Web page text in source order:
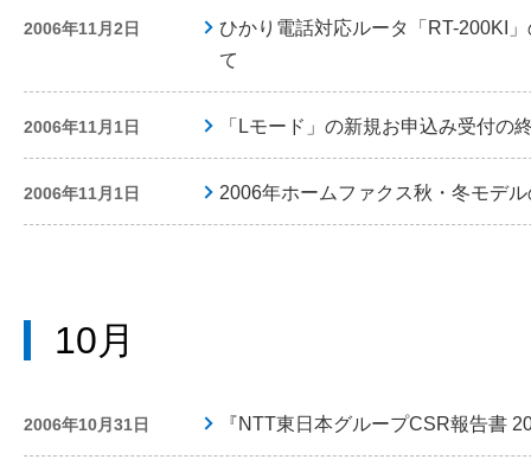
2006年11月2日
ひかり電話対応ルータ「RT-200KI
て
2006年11月1日 「Lモード」の新規お申込み受付の
2006年11月1日 2006年ホームファクス秋・冬モデ
10月
2006年10月31日 『NTT東日本グループCSR報告書